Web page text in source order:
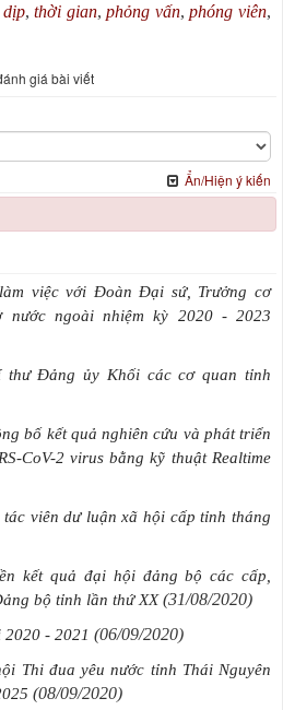
dịp,thời gian,phỏng vấn,phóng viên,
giá bài viết
Ẩn/Hiện ý kiến
việc với Đoàn Đại sứ, Trưởng cơ
nước ngoài nhiệm kỳ 2020 - 2023
thư Đảng ủy Khối các cơ quan tỉnh
bố kết quả nghiên cứu và phát triển
CoV-2 virus bằng kỹ thuật Realtime
viên dư luận xã hội cấp tỉnh tháng
kết quả đại hội đảng bộ các cấp,
bộ tỉnh lần thứ XX (31/08/2020)
- 2021 (06/09/2020)
Thi đua yêu nước tỉnh Thái Nguyên
(08/09/2020)